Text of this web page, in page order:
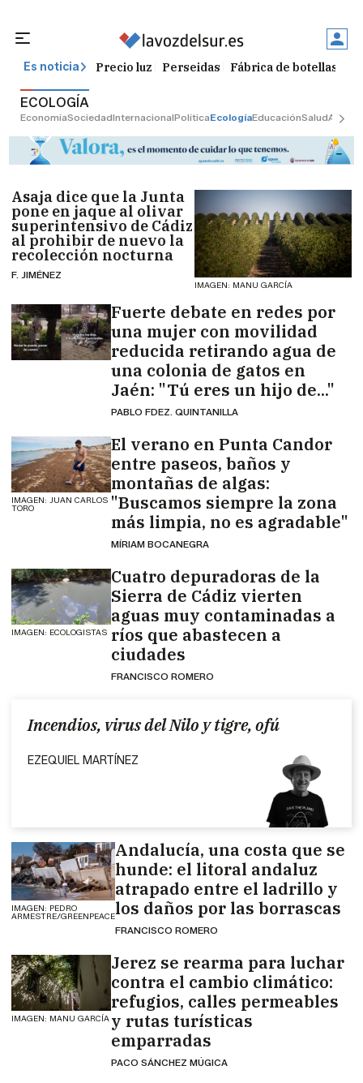
Es noticia Precio luz Perseidas Fábrica de botellas
ECOLOGÍA
EconomíaSociedadInternacionalPolíticaEcologíaEducaciónSalud
IMAGEN: MANU GARCÍA
Asaja dice que la Junta
pone en jaque al olivar
superintensivo de Cádiz
al prohibir de nuevo la
recolección nocturna
F. JIMÉNEZ
Fuerte debate en redes por
una mujer con movilidad
reducida retirando agua de
una colonia de gatos en
Jaén: "Tú eres un hijo de..."
PABLO FDEZ. QUINTANILLA
IMAGEN: JUAN CARLOS
TORO
El verano en Punta Candor
entre paseos, baños y
montañas de algas:
"Buscamos siempre la zona
más limpia, no es agradable"
MÍRIAM BOCANEGRA
IMAGEN: ECOLOGISTAS
Cuatro depuradoras de la
Sierra de Cádiz vierten
aguas muy contaminadas a
ríos que abastecen a
ciudades
FRANCISCO ROMERO
Incendios, virus del Nilo y tigre, ofú
EZEQUIEL MARTÍNEZ
IMAGEN: PEDRO
ARMESTRE/GREENPEACE
Andalucía, una costa que se
hunde: el litoral andaluz
atrapado entre el ladrillo y
los daños por las borrascas
FRANCISCO ROMERO
IMAGEN: MANU GARCÍA
Jerez se rearma para luchar
contra el cambio climático:
refugios, calles permeables
y rutas turísticas
emparradas
PACO SÁNCHEZ MÚGICA